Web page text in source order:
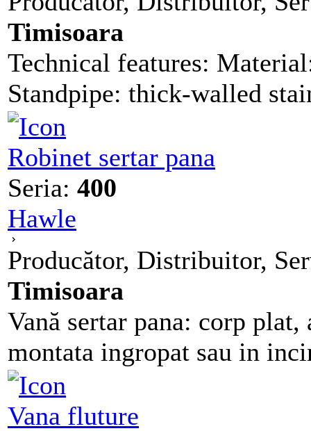
Timisoara
Technical features:
Standpipe: thick-walled
Robinet sertar pana
Seria: 400
Hawle
Producător, Distribuitor,
Timisoara
Vană sertar pana: corp
montata ingropat sau in
Vana fluture